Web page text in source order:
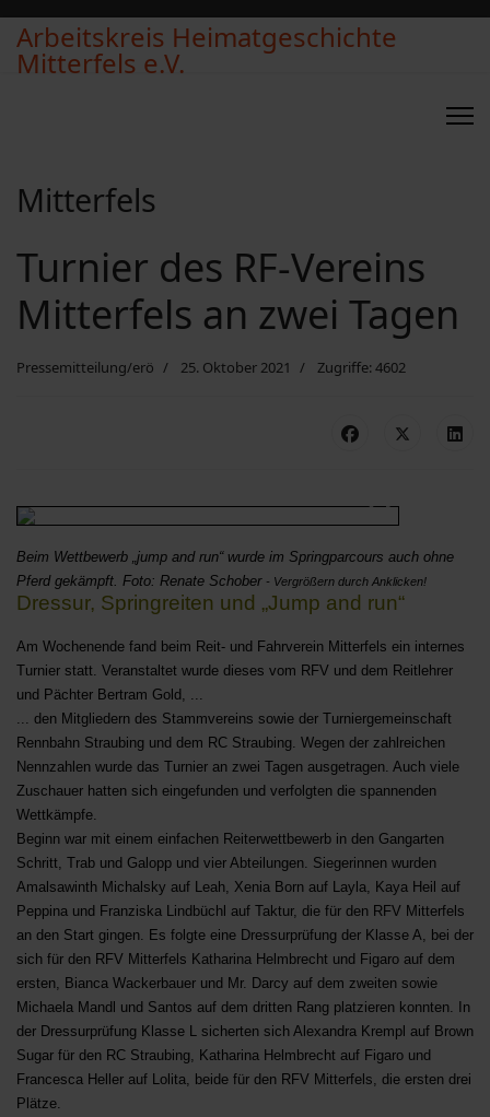
Arbeitskreis Heimatgeschichte
Mitterfels e.V.
Mitterfels
Turnier des RF-Vereins
Mitterfels an zwei Tagen
Pressemitteilung/erö 25. Oktober 2021 Zugriffe: 4602
Beim Wettbewerb „jump and run“ wurde im Springparcours auch ohne
Pferd gekämpft. Foto: Renate Schober - Vergrößern durch Anklicken!
Dressur, Springreiten und „Jump and run“
Am Wochenende fand beim Reit- und Fahrverein Mitterfels ein internes
Turnier statt. Veranstaltet wurde dieses vom RFV und dem Reitlehrer
und Pächter Bertram Gold, ...
... den Mitgliedern des Stammvereins sowie der Turniergemeinschaft
Rennbahn Straubing und dem RC Straubing. Wegen der zahlreichen
Nennzahlen wurde das Turnier an zwei Tagen ausgetragen. Auch viele
Zuschauer hatten sich eingefunden und verfolgten die spannenden
Wettkämpfe.
Beginn war mit einem einfachen Reiterwettbewerb in den Gangarten
Schritt, Trab und Galopp und vier Abteilungen. Siegerinnen wurden
Amalsawinth Michalsky auf Leah, Xenia Born auf Layla, Kaya Heil auf
Peppina und Franziska Lindbüchl auf Taktur, die für den RFV Mitterfels
an den Start gingen. Es folgte eine Dressurprüfung der Klasse A, bei der
sich für den RFV Mitterfels Katharina Helmbrecht und Figaro auf dem
ersten, Bianca Wackerbauer und Mr. Darcy auf dem zweiten sowie
Michaela Mandl und Santos auf dem dritten Rang platzieren konnten. In
der Dressurprüfung Klasse L sicherten sich Alexandra Krempl auf Brown
Sugar für den RC Straubing, Katharina Helmbrecht auf Figaro und
Francesca Heller auf Lolita, beide für den RFV Mitterfels, die ersten drei
Plätze.